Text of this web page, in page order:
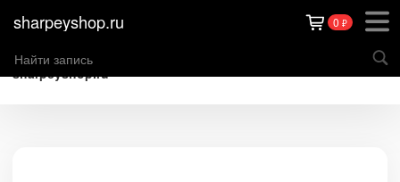
sharpeyshop.ru 0 ₽
sharpeyshop.ru